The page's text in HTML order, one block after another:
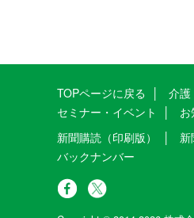
TOPページに戻る 介護
セミナー・イベント
新聞購読（印刷版）
新
バックナンバー